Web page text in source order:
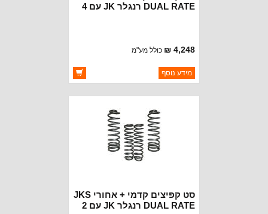
DUAL RATE רנגלר JK עם 4
4,248 ₪ כולל מע"מ
ברקוד: JSPEC2250
יצרן:JKS SPRINGS
מידע נוסף
סט קפיצים קדמי + אחורי JKS
DUAL RATE רנגלר JK עם 2